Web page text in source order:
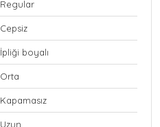
Regular
Cepsiz
İpliği boyalı
Orta
Kapamasız
Uzun